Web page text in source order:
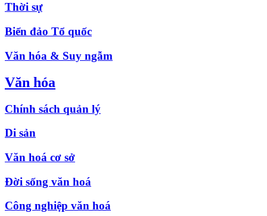
Thời sự
Biển đảo Tổ quốc
Văn hóa & Suy ngẫm
Văn hóa
Chính sách quản lý
Di sản
Văn hoá cơ sở
Đời sống văn hoá
Công nghiệp văn hoá